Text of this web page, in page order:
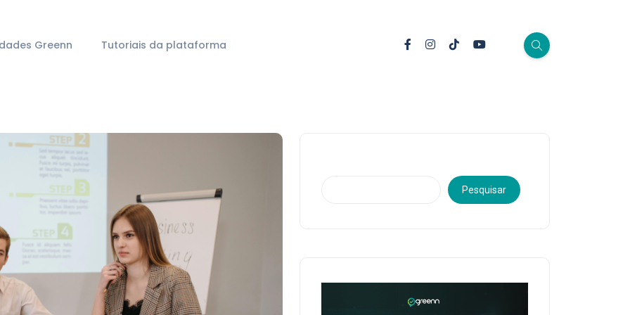
Greenn Tutoriais da plataforma
Pesquisar